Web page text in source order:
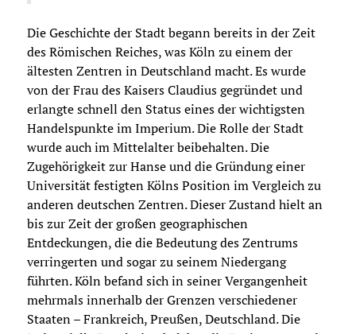
Die Geschichte der Stadt begann bereits in der Zeit
des Römischen Reiches, was Köln zu einem der
ältesten Zentren in Deutschland macht. Es wurde
von der Frau des Kaisers Claudius gegründet und
erlangte schnell den Status eines der wichtigsten
Handelspunkte im Imperium. Die Rolle der Stadt
wurde auch im Mittelalter beibehalten. Die
Zugehörigkeit zur Hanse und die Gründung einer
Universität festigten Kölns Position im Vergleich zu
anderen deutschen Zentren. Dieser Zustand hielt an
bis zur Zeit der großen geographischen
Entdeckungen, die die Bedeutung des Zentrums
verringerten und sogar zu seinem Niedergang
führten. Köln befand sich in seiner Vergangenheit
mehrmals innerhalb der Grenzen verschiedener
Staaten – Frankreich, Preußen, Deutschland. Die